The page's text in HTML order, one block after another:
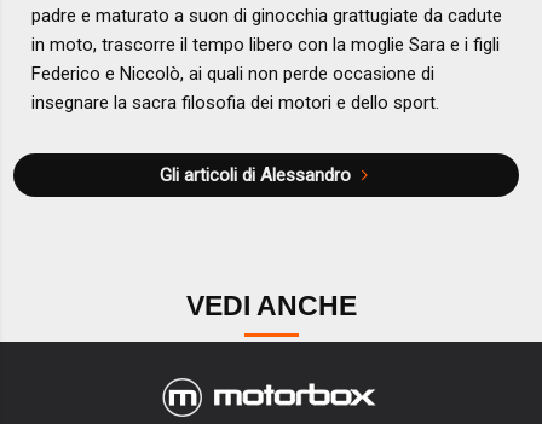
padre e maturato a suon di ginocchia grattugiate da cadute
in moto, trascorre il tempo libero con la moglie Sara e i figli
Federico e Niccolò, ai quali non perde occasione di
insegnare la sacra filosofia dei motori e dello sport.
Gli articoli di Alessandro
VEDI ANCHE